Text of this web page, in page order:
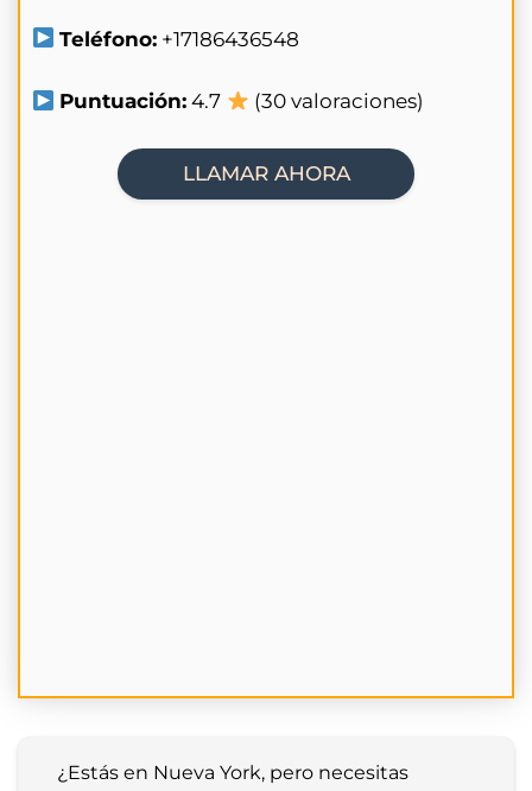
Teléfono: +17186436548
Puntuación: 4.7 (30 valoraciones)
LLAMAR AHORA
¿Estás en Nueva York, pero necesitas